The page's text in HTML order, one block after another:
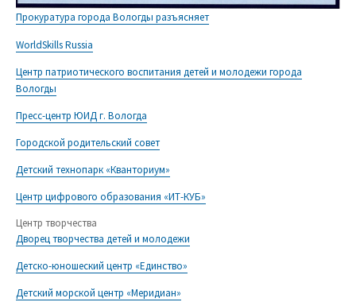
Прокуратура города Вологды разъясняет
WorldSkills Russia
Центр патриотического воспитания детей и молодежи города
Вологды
Пресс-центр ЮИД г. Вологда
Городской родительский совет
Детский технопарк «Кванториум»
Центр цифрового образования «ИТ-КУБ»
Центр творчества
Дворец творчества детей и молодежи
Детско-юношеский центр «Единство»
Детский морской центр «Меридиан»